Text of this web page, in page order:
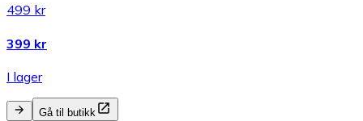
499 kr
399 kr
I lager
Gå til butikk